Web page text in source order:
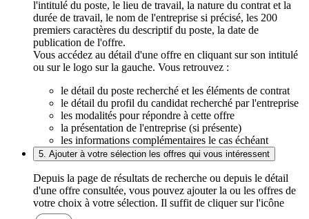
l'intitulé du poste, le lieu de travail, la nature du contrat et la
durée de travail, le nom de l'entreprise si précisé, les 200
premiers caractères du descriptif du poste, la date de
publication de l'offre.
Vous accédez au détail d'une offre en cliquant sur son intitulé
ou sur le logo sur la gauche. Vous retrouvez :
le détail du poste recherché et les éléments de contrat
le détail du profil du candidat recherché par l'entreprise
les modalités pour répondre à cette offre
la présentation de l'entreprise (si présente)
les informations complémentaires le cas échéant
5. Ajouter à votre sélection les offres qui vous intéressent
Depuis la page de résultats de recherche ou depuis le détail
d'une offre consultée, vous pouvez ajouter la ou les offres de
votre choix à votre sélection. Il suffit de cliquer sur l'icône